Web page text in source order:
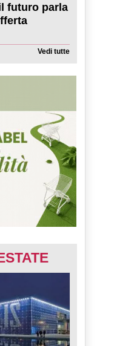
futuro parla
Vedi tutte